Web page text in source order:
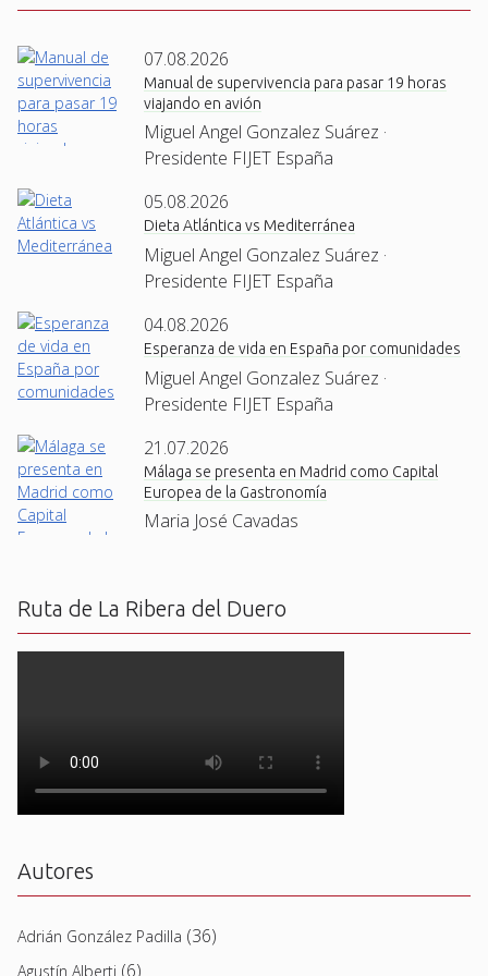
07.08.2026
Manual de supervivencia para pasar 19 horas
viajando en avión
Miguel Angel Gonzalez Suárez ·
Presidente FIJET España
05.08.2026
Dieta Atlántica vs Mediterránea
Miguel Angel Gonzalez Suárez ·
Presidente FIJET España
04.08.2026
Esperanza de vida en España por comunidades
Miguel Angel Gonzalez Suárez ·
Presidente FIJET España
21.07.2026
Málaga se presenta en Madrid como Capital
Europea de la Gastronomía
Maria José Cavadas
Ruta de La Ribera del Duero
Autores
Adrián González Padilla (36)
Agustín Alberti (6)